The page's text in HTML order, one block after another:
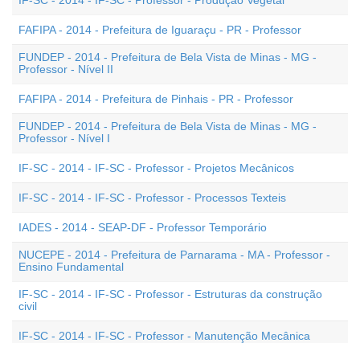
FAFIPA - 2014 - Prefeitura de Iguaraçu - PR - Professor
FUNDEP - 2014 - Prefeitura de Bela Vista de Minas - MG -
Professor - Nível II
FAFIPA - 2014 - Prefeitura de Pinhais - PR - Professor
FUNDEP - 2014 - Prefeitura de Bela Vista de Minas - MG -
Professor - Nível I
IF-SC - 2014 - IF-SC - Professor - Projetos Mecânicos
IF-SC - 2014 - IF-SC - Professor - Processos Texteis
IADES - 2014 - SEAP-DF - Professor Temporário
NUCEPE - 2014 - Prefeitura de Parnarama - MA - Professor -
Ensino Fundamental
IF-SC - 2014 - IF-SC - Professor - Estruturas da construção
civil
IF-SC - 2014 - IF-SC - Professor - Manutenção Mecânica